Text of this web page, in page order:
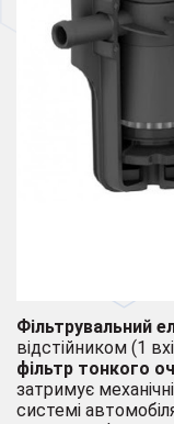
Фільтрувальний
відстійником (1
фільтр тонкого
затримує
системі